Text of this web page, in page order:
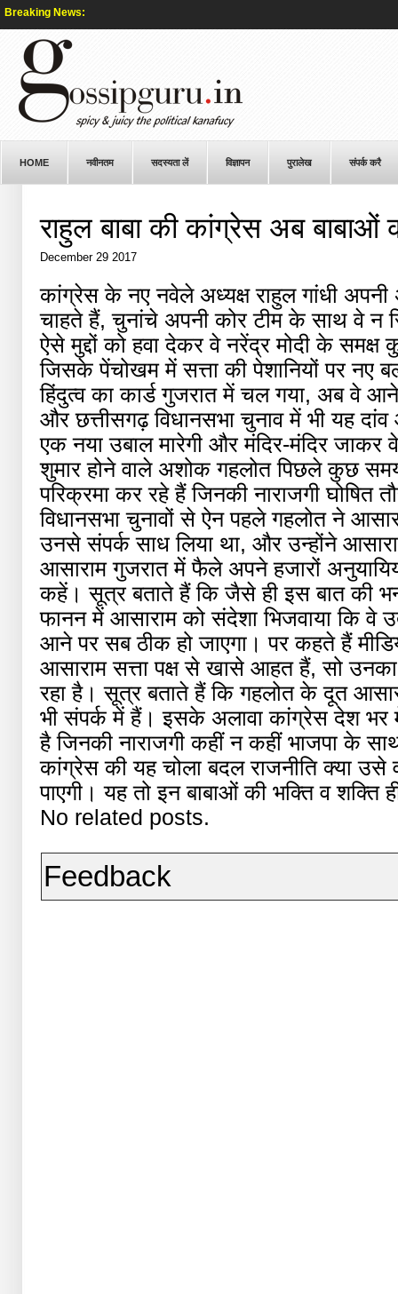
Breaking News:
HOME नवीनतम सदस्यता लें विज्ञापन पुरालेख संपर्क करै
राहुल बाबा की कांग्रेस अब बाबाओं
December 29 2017
कांग्रेस के नए नवेले अध्यक्ष राहुल गांधी अपनी
चाहते हैं, चुनांचे अपनी कोर टीम के साथ वे न
ऐसे मुद्दों को हवा देकर वे नरेंद्र मोदी के समक्ष
जिसके पेंचोखम में सत्ता की पेशानियों पर
हिंदुत्व का कार्ड गुजरात में चल गया, अब वे
और छत्तीसगढ़ विधानसभा चुनाव में भी यह
एक नया उबाल मारेगी और मंदिर-मंदिर जाकर
शुमार होने वाले अशोक गहलोत पिछले कुछ
परिक्रमा कर रहे हैं जिनकी नाराजगी घोषित
विधानसभा चुनावों से ऐन पहले गहलोत ने
उनसे संपर्क साध लिया था, और उन्होंने
आसाराम गुजरात में फैले अपने हजारों
कहें। सूत्र बताते हैं कि जैसे ही इस बात की
फानन में आसाराम को संदेशा भिजवाया कि वे
आने पर सब ठीक हो जाएगा। पर कहते हैं
आसाराम सत्ता पक्ष से खासे आहत हैं, सो
रहा है। सूत्र बताते हैं कि गहलोत के दूत
भी संपर्क में हैं। इसके अलावा कांग्रेस देश भर
है जिनकी नाराजगी कहीं न कहीं भाजपा के
कांग्रेस की यह चोला बदल राजनीति क्या उसे
पाएगी। यह तो इन बाबाओं की भक्ति व शक्ति
No related posts.
Feedback